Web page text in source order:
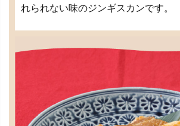
れられない味のジンギスカンです。